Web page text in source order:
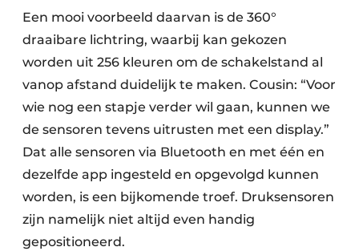
Een mooi voorbeeld daarvan is de 360°
draaibare lichtring, waarbij kan gekozen
worden uit 256 kleuren om de schakelstand al
vanop afstand duidelijk te maken. Cousin: “Voor
wie nog een stapje verder wil gaan, kunnen we
de sensoren tevens uitrusten met een display.”
Dat alle sensoren via Bluetooth en met één en
dezelfde app ingesteld en opgevolgd kunnen
worden, is een bijkomende troef. Druksensoren
zijn namelijk niet altijd even handig
gepositioneerd.